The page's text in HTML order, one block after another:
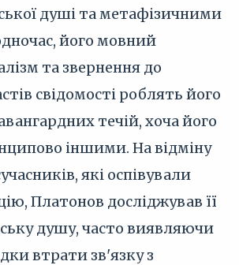
душі та метафізичними
його мовний
та звернення до
свідомості роблять його
течій, хоча його
іншими. На відміну
які оспівували
Платонов досліджував її
душу, часто виявляючи
втрати зв'язку з